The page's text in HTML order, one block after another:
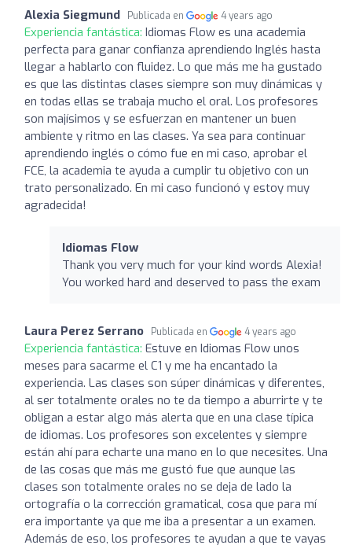
Alexia Siegmund Publicada en 4 years ago
Experiencia fantástica: Idiomas Flow es una academia
perfecta para ganar confianza aprendiendo Inglés hasta
llegar a hablarlo con fluidez. Lo que más me ha gustado
es que las distintas clases siempre son muy dinámicas y
en todas ellas se trabaja mucho el oral. Los profesores
son majísimos y se esfuerzan en mantener un buen
ambiente y ritmo en las clases. Ya sea para continuar
aprendiendo inglés o cómo fue en mi caso, aprobar el
FCE, la academia te ayuda a cumplir tu objetivo con un
trato personalizado. En mi caso funcionó y estoy muy
agradecida!
Idiomas Flow
Thank you very much for your kind words Alexia!
You worked hard and deserved to pass the exam
Laura Perez Serrano Publicada en 4 years ago
Experiencia fantástica: Estuve en Idiomas Flow unos
meses para sacarme el C1 y me ha encantado la
experiencia. Las clases son súper dinámicas y diferentes,
al ser totalmente orales no te da tiempo a aburrirte y te
obligan a estar algo más alerta que en una clase típica
de idiomas. Los profesores son excelentes y siempre
están ahí para echarte una mano en lo que necesites. Una
de las cosas que más me gustó fue que aunque las
clases son totalmente orales no se deja de lado la
ortografía o la corrección gramatical, cosa que para mí
era importante ya que me iba a presentar a un examen.
Además de eso, los profesores te ayudan a que te vayas